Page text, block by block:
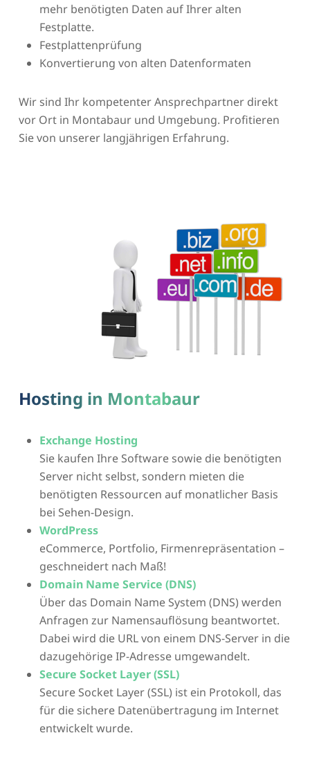
mehr benötigten Daten auf Ihrer alten
Festplatte.
Festplattenprüfung
Konvertierung von alten Datenformaten
Wir sind Ihr kompetenter Ansprechpartner direkt
vor Ort in Montabaur und Umgebung. Profitieren
Sie von unserer langjährigen Erfahrung.
Hosting in Montabaur
Exchange Hosting
Sie kaufen Ihre Software sowie die benötigten
Server nicht selbst, sondern mieten die
benötigten Ressourcen auf monatlicher Basis
bei Sehen-Design.
WordPress
eCommerce, Portfolio, Firmenrepräsentation –
geschneidert nach Maß!
Domain Name Service (DNS)
Über das Domain Name System (DNS) werden
Anfragen zur Namensauflösung beantwortet.
Dabei wird die URL von einem DNS-Server in die
dazugehörige IP-Adresse umgewandelt.
Secure Socket Layer (SSL)
Secure Socket Layer (SSL) ist ein Protokoll, das
für die sichere Datenübertragung im Internet
entwickelt wurde.